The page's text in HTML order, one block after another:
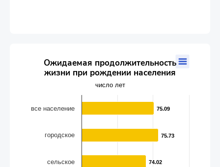
Ожидаемая продолжительность жизни при рождении
Bar chart with 5 bars.
The chart has 1 X axis displaying categories.
The chart has 1 Y axis displaying values. Data ranges from
Ожидаемая продолжительность
жизни при рождении населения
число лет
75.09
75.09
75.73
75.73
74.02
74.02
все население
городское
сельское